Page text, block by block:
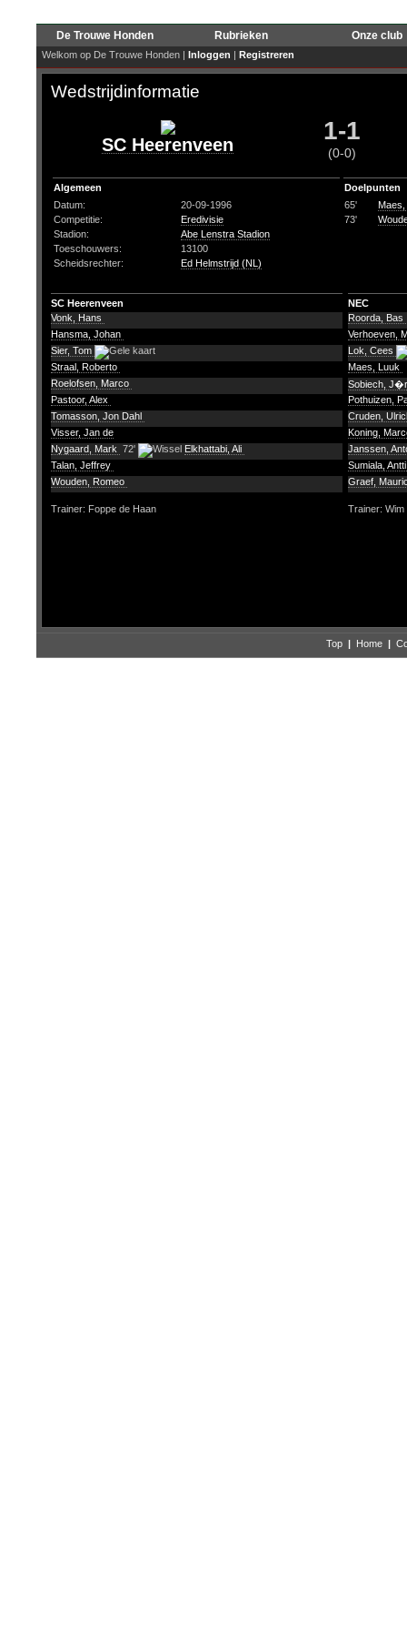
De Trouwe Honden Rubrieken Onze club
Welkom op De Trouwe Honden | Inloggen | Registreren
Wedstrijdinformatie
SC Heerenveen 1-1
(0-0)
Algemeen
Datum:
20-09-1996
Competitie:
Eredivisie
Stadion:
Abe Lenstra Stadion
Toeschouwers:
13100
Scheidsrechter:
Ed Helmstrijd (NL)
Doelpunten
65'
73'
SC Heerenveen
NEC
Vonk, Hans
Hansma, Johan
Sier, Tom
Straal, Roberto
Roelofsen, Marco
Pastoor, Alex
Tomasson, Jon Dahl
Visser, Jan de
Nygaard, Mark 72'
Elkhattabi, Ali
Talan, Jeffrey
Wouden, Romeo
Roorda, Bas
Verhoeven,
Lok, Cees
Maes, Luuk
Sobiech,
Pothuizen,
Cruden,
Koning,
Janssen,
Sumiala,
Graef,
Trainer: Foppe de Haan Trainer:
Top | Home |